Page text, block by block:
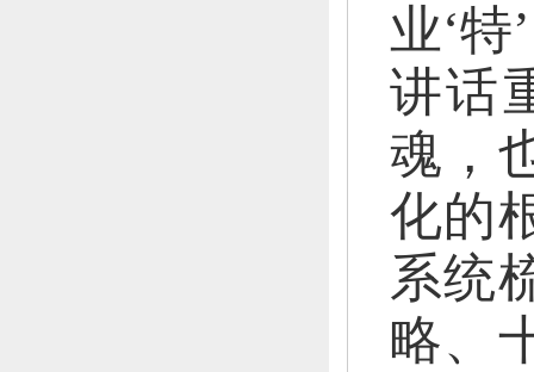
业‘特
讲话
魂，
化的
系统
略、